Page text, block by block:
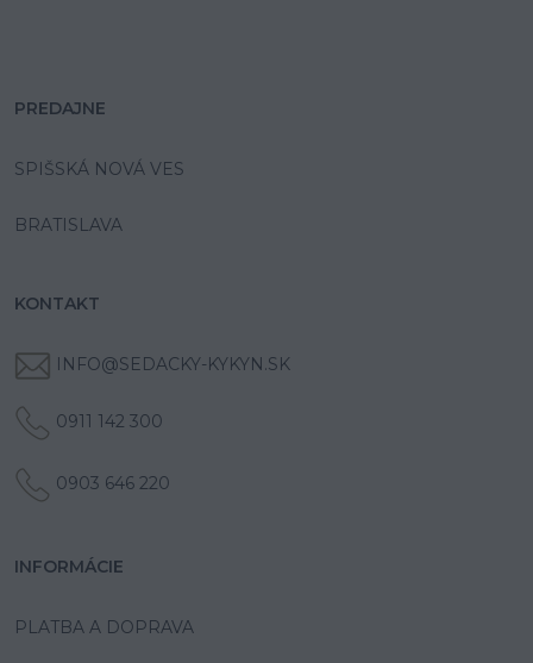
PREDAJNE
SPIŠSKÁ NOVÁ VES
BRATISLAVA
KONTAKT
INFO@SEDACKY-KYKYN.SK
0911 142 300
0903 646 220
INFORMÁCIE
PLATBA A DOPRAVA